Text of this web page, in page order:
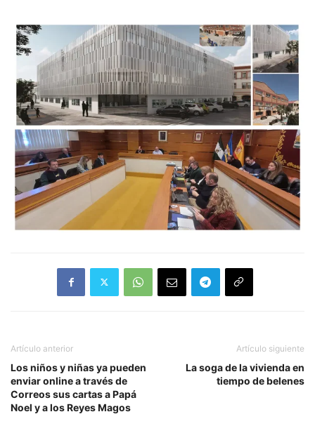
Artículo anterior
Los niños y niñas ya pueden
enviar online a través de
Correos sus cartas a Papá
Noel y a los Reyes Magos
Artículo siguiente
La soga de la vivienda en
tiempo de belenes